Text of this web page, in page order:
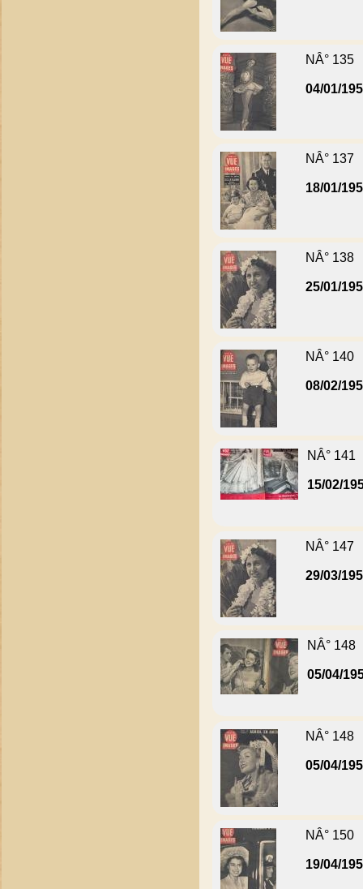
NÂ° 135
04/01/
NÂ° 137
18/01/
NÂ° 138
25/01/
NÂ° 140
08/02/
NÂ° 141
15/02/
NÂ° 147
29/03/
NÂ° 148
05/04/
NÂ° 148
05/04/
NÂ° 150
19/04/